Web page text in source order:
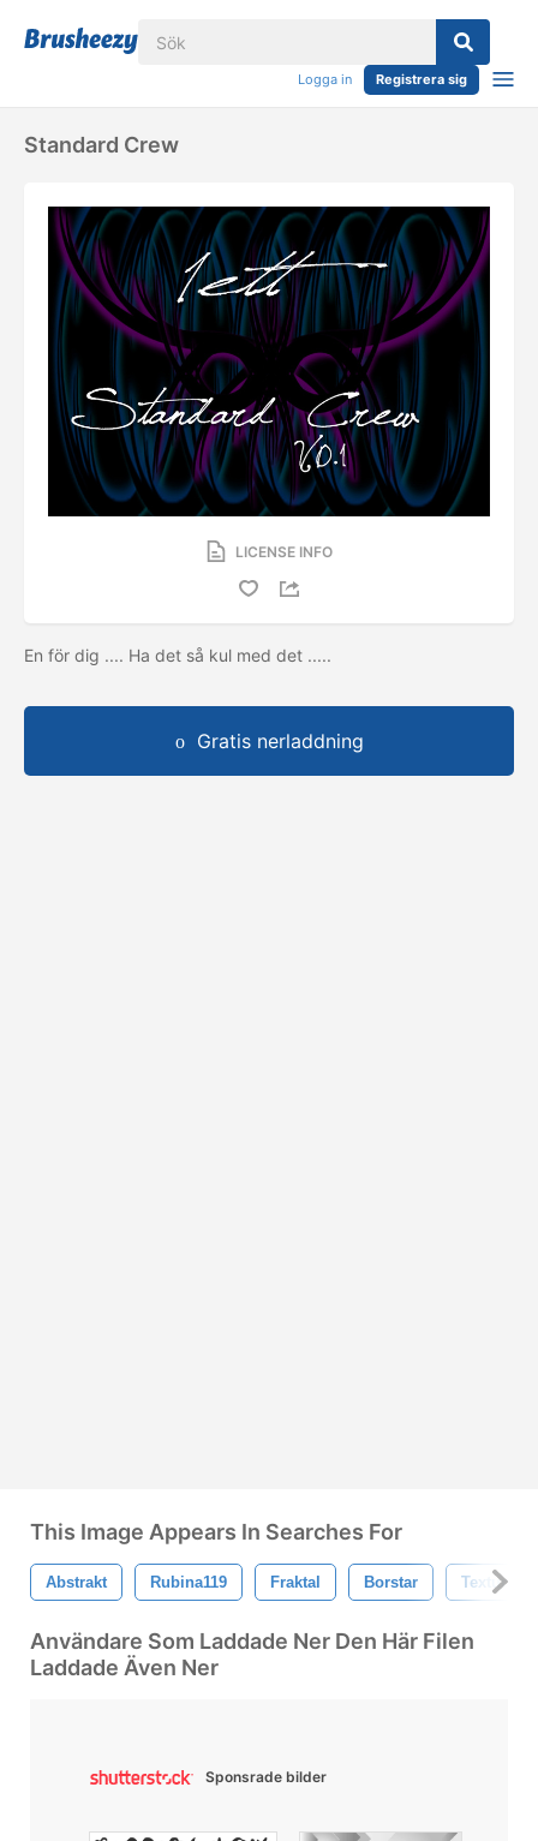
Logga in Registrera sig
Standard Crew
LICENSE INFO
En för dig .... Ha det så kul med det .....
Gratis nerladdning
This Image Appears In Searches For
Abstrakt Rubina119 Fraktal Borstar Texturer
Användare Som Laddade Ner Den Här Filen
Laddade Även Ner
Sponsrade bilder